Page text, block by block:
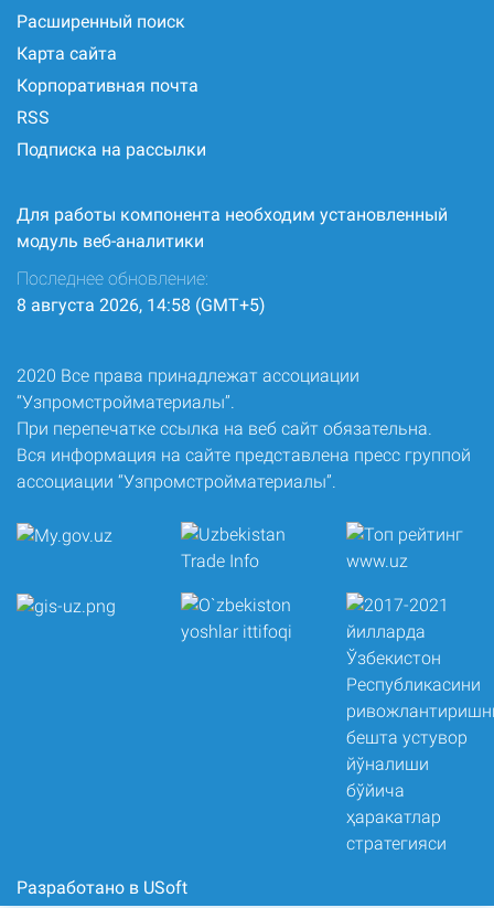
Расширенный поиск
Карта сайта
Корпоративная почта
RSS
Подписка на рассылки
Для работы компонента необходим установленный
модуль веб-аналитики
Последнее обновление:
8 августа 2026, 14:58 (GMT+5)
2020 Все права принадлежат ассоциации
“Узпромстройматериалы”.
При перепечатке ссылка на веб сайт обязательна.
Вся информация на сайте представлена пресс группой
ассоциации “Узпромстройматериалы”.
Разработано в USoft